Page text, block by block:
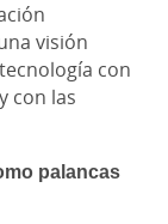
visión
con
con las
palancas